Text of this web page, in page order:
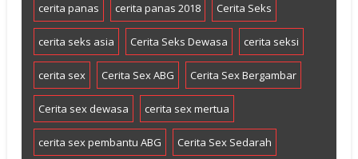
cerita panas cerita panas 2018 Cerita Seks
cerita seks asia Cerita Seks Dewasa cerita seksi
cerita sex Cerita Sex ABG Cerita Sex Bergambar
Cerita sex dewasa cerita sex mertua
cerita sex pembantu ABG Cerita Sex Sedarah